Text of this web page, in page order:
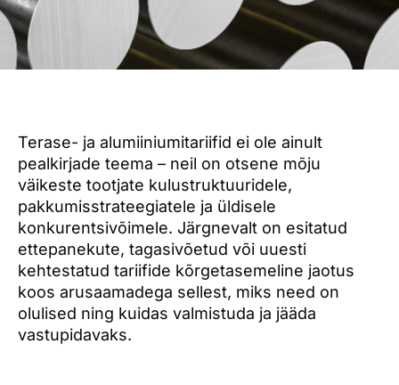
Terase- ja alumiiniumitariifid ei ole ainult
pealkirjade teema – neil on otsene mõju
väikeste tootjate kulustruktuuridele,
pakkumisstrateegiatele ja üldisele
konkurentsivõimele. Järgnevalt on esitatud
ettepanekute, tagasivõetud või uuesti
kehtestatud tariifide kõrgetasemeline jaotus
koos arusaamadega sellest, miks need on
olulised ning kuidas valmistuda ja jääda
vastupidavaks.